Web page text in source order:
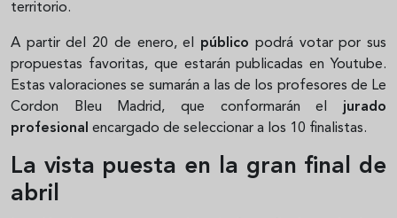
territorio.
A partir del 20 de enero, el público podrá votar por sus
propuestas favoritas, que estarán publicadas en Youtube.
Estas valoraciones se sumarán a las de los profesores de Le
Cordon Bleu Madrid, que conformarán el jurado
profesional encargado de seleccionar a los 10 finalistas.
La vista puesta en la gran final de
abril